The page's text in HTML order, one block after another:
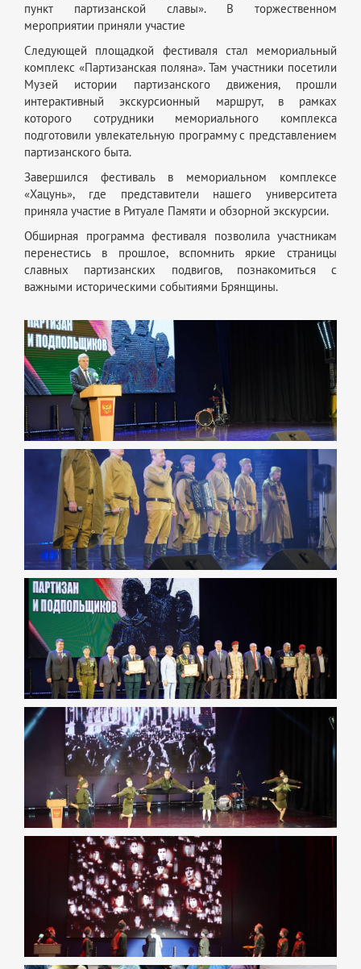
пункт партизанской славы». В торжественном
мероприятии приняли участие
Следующей площадкой фестиваля стал мемориальный
комплекс «Партизанская поляна». Там участники посетили
Музей истории партизанского движения, прошли
интерактивный экскурсионный маршрут, в рамках
которого сотрудники мемориального комплекса
подготовили увлекательную программу с представлением
партизанского быта.
Завершился фестиваль в мемориальном комплексе
«Хацунь», где представители нашего университета
приняла участие в Ритуале Памяти и обзорной экскурсии.
Обширная программа фестиваля позволила участникам
перенестись в прошлое, вспомнить яркие страницы
славных партизанских подвигов, познакомиться с
важными историческими событиями Брянщины.